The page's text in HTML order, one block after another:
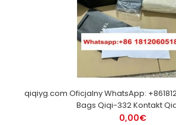
qiqiyg.com Oficjalny WhatsApp:
Bags Qiqi-332 Kontakt
0,00€